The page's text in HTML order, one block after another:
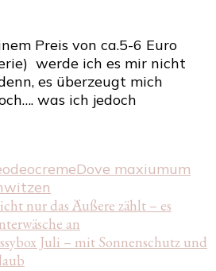
Preis von ca.5-6 Euro
werde ich es mir nicht
es überzeugt mich
was ich jedoch
deocremeDove maxiumum
nur das Äußere zählt – es
an
Juli – mit Sonnenschutz und